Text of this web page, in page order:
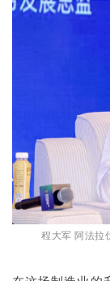
程大军 阿法拉